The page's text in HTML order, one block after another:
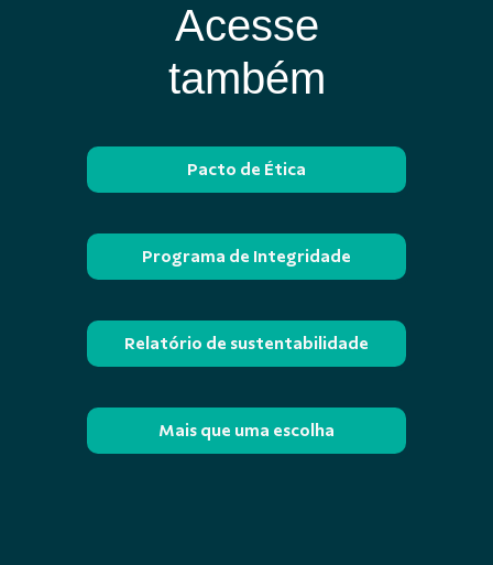
Acesse
também
Pacto de Ética
Programa de Integridade
Relatório de sustentabilidade
Mais que uma escolha